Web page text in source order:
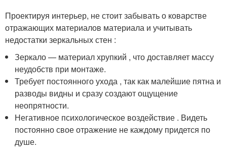
Проектируя интерьер, не стоит забывать о коварстве
отражающих материалов материала и учитывать
недостатки зеркальных стен :
Зеркало — материал хрупкий , что доставляет массу
неудобств при монтаже.
Требует постоянного ухода , так как малейшие пятна и
разводы видны и сразу создают ощущение
неопрятности.
Негативное психологическое воздействие . Видеть
постоянно свое отражение не каждому придется по
душе.